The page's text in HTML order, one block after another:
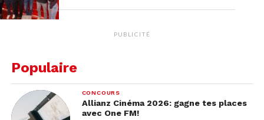
PUBLICITÉ
Populaire
CONCOURS
Allianz Cinéma 2026: gagne tes places
avec One FM!